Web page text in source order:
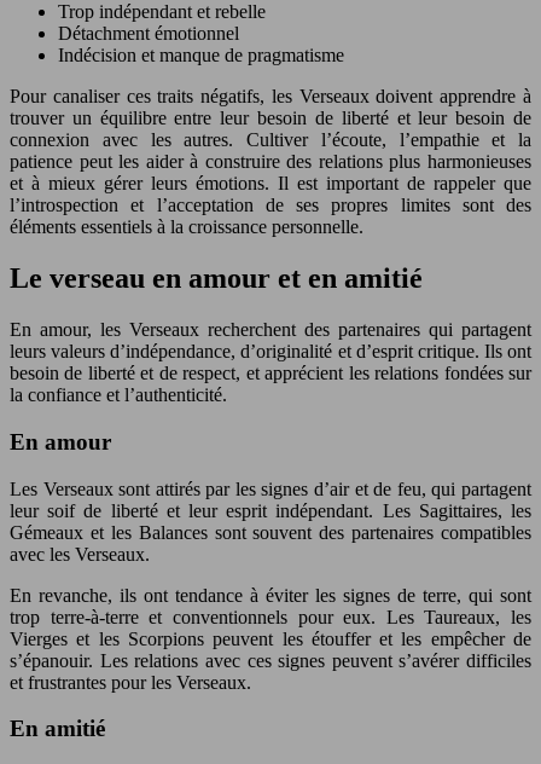
Trop indépendant et rebelle
Détachment émotionnel
Indécision et manque de pragmatisme
Pour canaliser ces traits négatifs, les Verseaux doivent apprendre à
trouver un équilibre entre leur besoin de liberté et leur besoin de
connexion avec les autres. Cultiver l’écoute, l’empathie et la
patience peut les aider à construire des relations plus harmonieuses
et à mieux gérer leurs émotions. Il est important de rappeler que
l’introspection et l’acceptation de ses propres limites sont des
éléments essentiels à la croissance personnelle.
Le verseau en amour et en amitié
En amour, les Verseaux recherchent des partenaires qui partagent
leurs valeurs d’indépendance, d’originalité et d’esprit critique. Ils ont
besoin de liberté et de respect, et apprécient les relations fondées sur
la confiance et l’authenticité.
En amour
Les Verseaux sont attirés par les signes d’air et de feu, qui partagent
leur soif de liberté et leur esprit indépendant. Les Sagittaires, les
Gémeaux et les Balances sont souvent des partenaires compatibles
avec les Verseaux.
En revanche, ils ont tendance à éviter les signes de terre, qui sont
trop terre-à-terre et conventionnels pour eux. Les Taureaux, les
Vierges et les Scorpions peuvent les étouffer et les empêcher de
s’épanouir. Les relations avec ces signes peuvent s’avérer difficiles
et frustrantes pour les Verseaux.
En amitié